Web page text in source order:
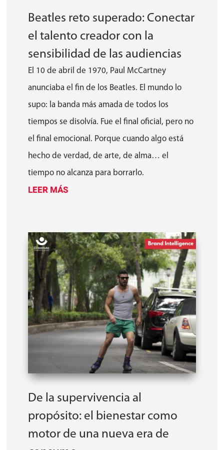
Beatles reto superado: Conectar
el talento creador con la
sensibilidad de las audiencias
El 10 de abril de 1970, Paul McCartney
anunciaba el fin de los Beatles. El mundo lo
supo: la banda más amada de todos los
tiempos se disolvía. Fue el final oficial, pero no
el final emocional. Porque cuando algo está
hecho de verdad, de arte, de alma… el
tiempo no alcanza para borrarlo.
LEER MÁS
De la supervivencia al
propósito: el bienestar como
motor de una nueva era de